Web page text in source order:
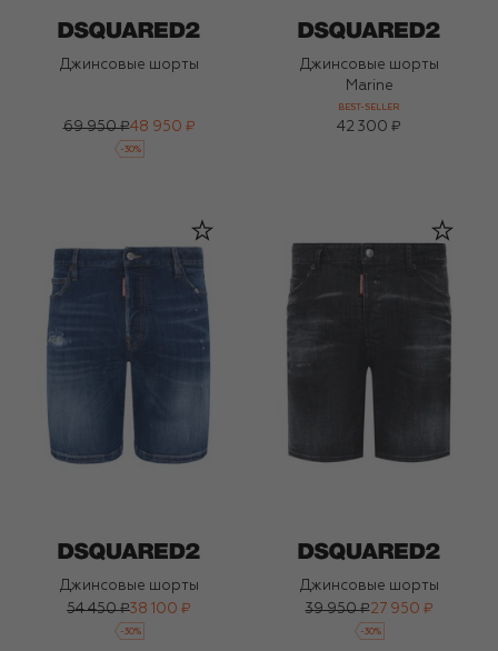
Джинсовые шорты
69 950 ₽48 950 ₽
-30%
Джинсовые шорты
Marine
BEST-SELLER
42 300 ₽
Джинсовые шорты
54 450 ₽38 100 ₽
-30%
Джинсовые шорты
39 950 ₽27 950 ₽
-30%